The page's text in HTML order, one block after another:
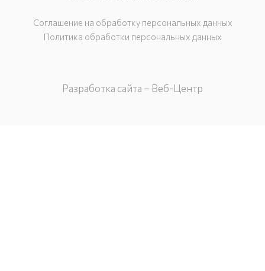
Соглашение на обработку персональных данных
Политика обработки персональных данных
Разработка сайта – Веб-Центр